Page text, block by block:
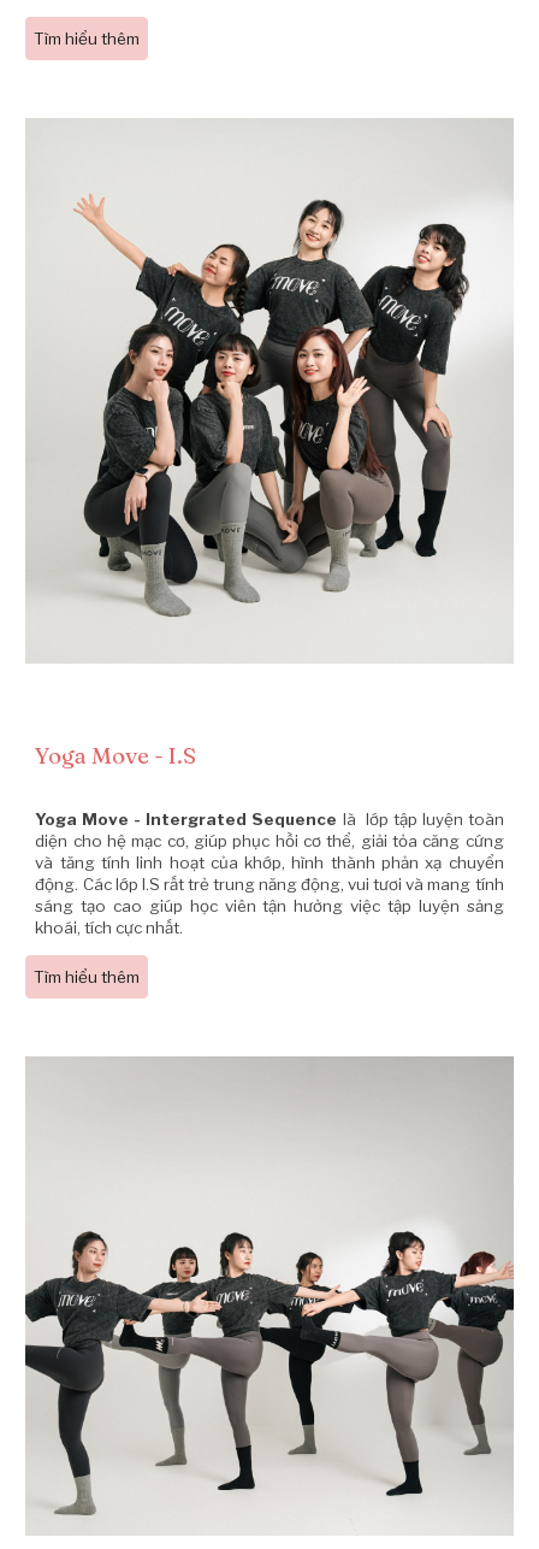
Tìm hiểu thêm
Yoga Move - I.S
Yoga Move - Intergrated Sequence là lớp tập luyện toàn
diện cho hệ mạc cơ, giúp phục hồi cơ thể, giải tỏa căng cứng
và tăng tính linh hoạt của khớp, hình thành phản xạ chuyển
động. Các lớp I.S rất trẻ trung năng động, vui tươi và mang tính
sáng tạo cao giúp học viên tận hưởng việc tập luyện sảng
khoái, tích cực nhất.
Tìm hiểu thêm